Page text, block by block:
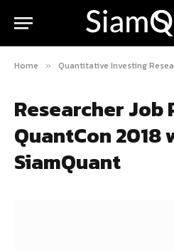
Home » Quantitative Investing
Researcher Job
QuantCon 2018
SiamQuant